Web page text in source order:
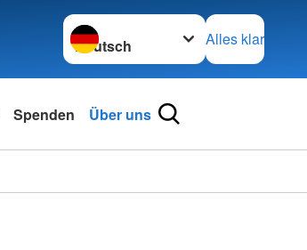
Sprache wechseln zu
Alles klar
Spenden Über uns